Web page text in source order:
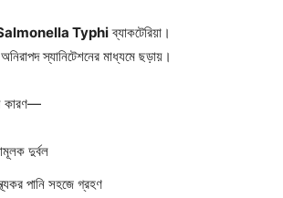
Typhiব্যাকটেরিয়া।
স্যানিটেশনের মাধ্যমে ছড়ায়।
কারণ—
দুর্বল
পানি সহজে গ্রহণ